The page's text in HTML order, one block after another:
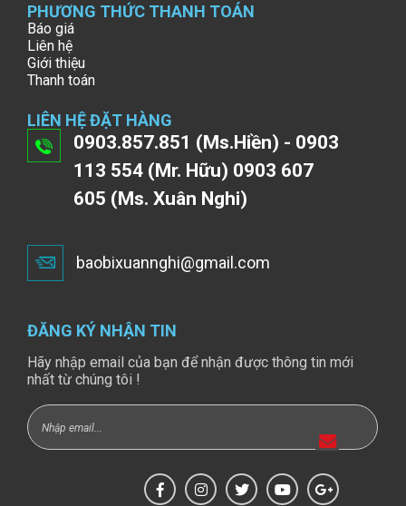
PHƯƠNG THỨC THANH TOÁN
Báo giá
Liên hệ
Giới thiệu
Thanh toán
LIÊN HỆ ĐẶT HÀNG
0903.857.851 (Ms.Hiền) - 0903
113 554 (Mr. Hữu) 0903 607
605 (Ms. Xuân Nghi)
baobixuannghi@gmail.com
ĐĂNG KÝ NHẬN TIN
Hãy nhập email của bạn để nhận được thông tin mới
nhất từ chúng tôi !